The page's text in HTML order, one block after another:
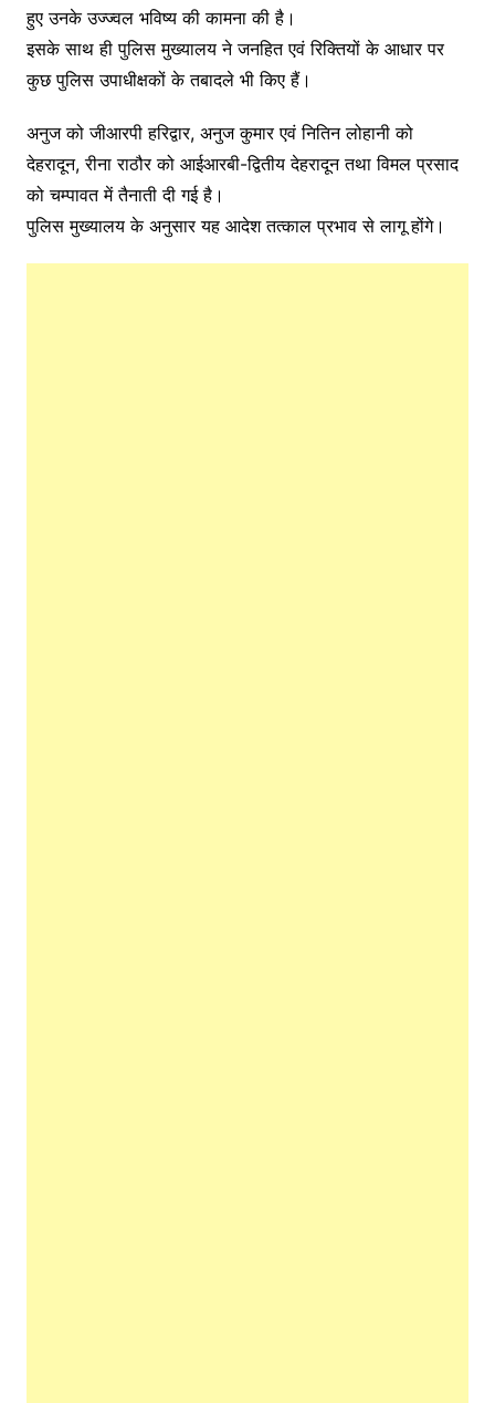
हुए उनके उज्ज्वल भविष्य की कामना की है।
इसके साथ ही पुलिस मुख्यालय ने जनहित एवं रिक्तियों के आधार पर
कुछ पुलिस उपाधीक्षकों के तबादले भी किए हैं।
अनुज को जीआरपी हरिद्वार, अनुज कुमार एवं नितिन लोहानी को
देहरादून, रीना राठौर को आईआरबी-द्वितीय देहरादून तथा विमल प्रसाद
को चम्पावत में तैनाती दी गई है।
पुलिस मुख्यालय के अनुसार यह आदेश तत्काल प्रभाव से लागू होंगे।